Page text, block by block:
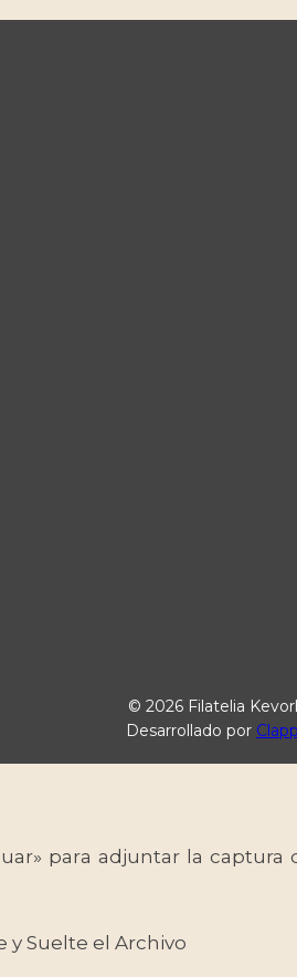
© 2026 Filatelia
Desarrollado por
para adjuntar la
y Suelte el Archivo